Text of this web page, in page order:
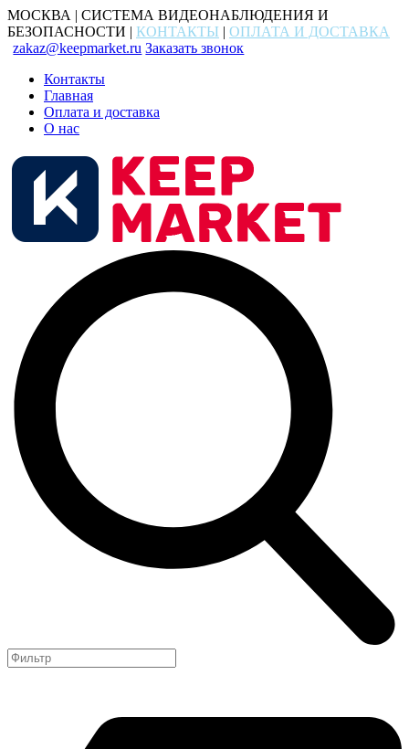
МОСКВА | СИСТЕМА ВИДЕОНАБЛЮДЕНИЯ И
БЕЗОПАСНОСТИ | КОНТАКТЫ | ОПЛАТА И ДОСТАВКА
zakaz@keepmarket.ru Заказать звонок
Контакты
Главная
Оплата и доставка
О нас